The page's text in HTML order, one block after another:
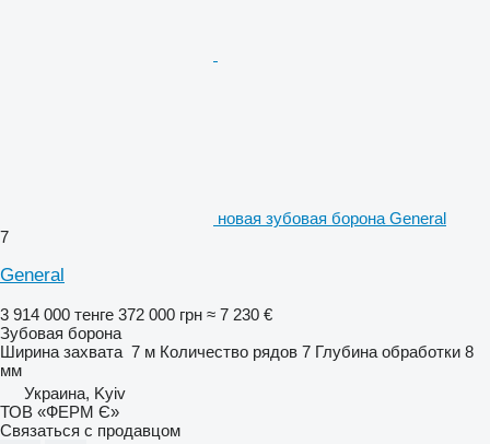
новая зубовая борона General
7
General
3 914 000 тенге 372 000 грн ≈ 7 230 €
Зубовая борона
Ширина захвата 7 м Количество рядов 7 Глубина обработки 8
мм
Украина, Kyiv
ТОВ «ФЕРМ Є»
Связаться с продавцом